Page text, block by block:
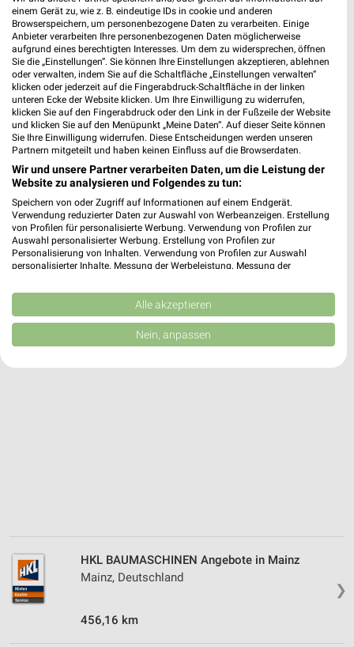
480,11 km
HKL BAUMASCHINEN Angebote in Ettlingen
Ettlingen, Deutschland
531,29 km
HKL BAUMASCHINEN Angebote in Pforzheim
Pforzheim, Deutschland
518,91 km
❯
HKL BAUMASCHINEN Angebote in Mainz
Mainz, Deutschland
456,16 km
einem Gerät zu, wie z. B. eindeutige IDs in cookie und anderen
Browserspeichern, um personenbezogene Daten zu verarbeiten. Einige
Anbieter verarbeiten Ihre personenbezogenen Daten möglicherweise
aufgrund eines berechtigten Interesses. Um dem zu widersprechen, öffnen
Sie die „Einstellungen“. Sie können Ihre Einstellungen akzeptieren, ablehnen
oder verwalten, indem Sie auf die Schaltfläche „Einstellungen verwalten“
klicken oder jederzeit auf die Fingerabdruck-Schaltfläche in der linken
unteren Ecke der Website klicken. Um Ihre Einwilligung zu widerrufen,
klicken Sie auf den Fingerabdruck oder den Link in der Fußzeile der Website
und klicken Sie auf den Menüpunkt „Meine Daten“. Auf dieser Seite können
Sie Ihre Einwilligung widerrufen. Diese Entscheidungen werden unseren
Partnern mitgeteilt und haben keinen Einfluss auf die Browserdaten.
Wir und unsere Partner verarbeiten Daten, um die Leistung der
Website zu analysieren und Folgendes zu tun:
Speichern von oder Zugriff auf Informationen auf einem Endgerät.
Verwendung reduzierter Daten zur Auswahl von Werbeanzeigen. Erstellung
von Profilen für personalisierte Werbung. Verwendung von Profilen zur
Auswahl personalisierter Werbung. Erstellung von Profilen zur
Personalisierung von Inhalten. Verwendung von Profilen zur Auswahl
personalisierter Inhalte. Messung der Werbeleistung. Messung der
Kombinationen von Daten aus verschiedenen Quellen. Entwicklung und
Verbesserung der Angebote. Verwendung reduzierter Daten zur Auswahl
von Inhalten.
Daten können außerhalb der Europäischen Union weitergegeben und in die
Website/App.
Werbung
Verwendung von Profilen zur Auswahl
personalisierter Werbung
Alle akzeptieren
Nein, anpassen